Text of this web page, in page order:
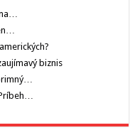
biznis